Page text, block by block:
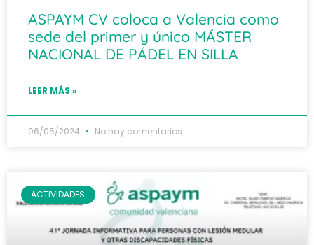
ASPAYM CV coloca a Valencia como
sede del primer y único MÁSTER
NACIONAL DE PÁDEL EN SILLA
LEER MÁS »
06/05/2024 No hay comentarios
ACTIVIDADES